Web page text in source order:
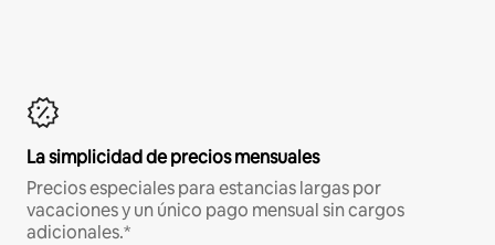
La simplicidad de precios mensuales
Precios especiales para estancias largas por
vacaciones y un único pago mensual sin cargos
adicionales.*